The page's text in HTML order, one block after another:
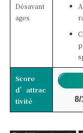
Désavant
ages
Score
d’attrac
tivité
8/